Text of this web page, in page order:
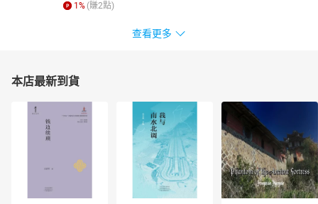
1 % (賺2點)
查看更多
本店最新到貨